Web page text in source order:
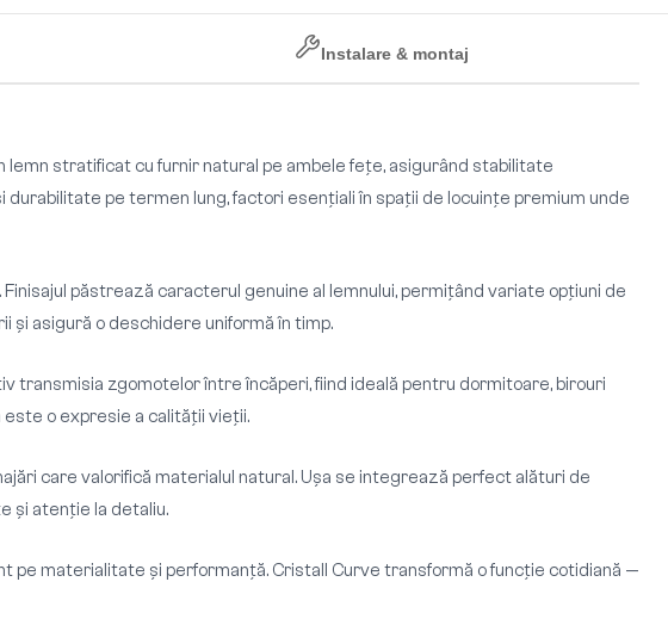
Instalare & montaj
stratificat cu furnir natural pe ambele fețe, asigurând stabilitate
pe termen lung, factori esențiali în spații de locuințe premium unde
păstrează caracterul genuine al lemnului, permițând variate opțiuni de
asigură o deschidere uniformă în timp.
transmisia zgomotelor între încăperi, fiind ideală pentru dormitoare, birouri
o expresie a calității vieții.
care valorifică materialul natural. Ușa se integrează perfect alături de
și atenție la detaliu.
pe materialitate și performanță. Cristall Curve transformă o funcție cotidiană —